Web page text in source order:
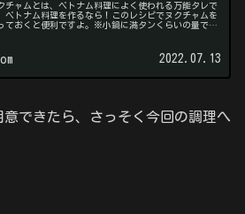
チャムとは、ベトナム料理によく使われる万能タレで
ベトナム料理を作るなら！このレシピでヌクチャムを
ておくと便利ですよ。※小鍋に満タンくらいの量で
2022.07.13
できたら、さっそく今回の調理へ